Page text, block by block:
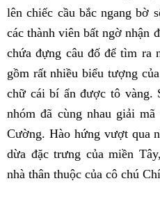
lên chiếc cầu bắc ngang bờ
các thành viên bất ngờ nhận
chứa đựng câu đố để tìm ra
gồm rất nhiều biểu tượng
chữ cái bí ẩn được tô vàng.
nhóm đã cùng nhau giải
Cường. Hào hứng vượt qua
dừa đặc trưng của miền
nhà thân thuộc của cô chú